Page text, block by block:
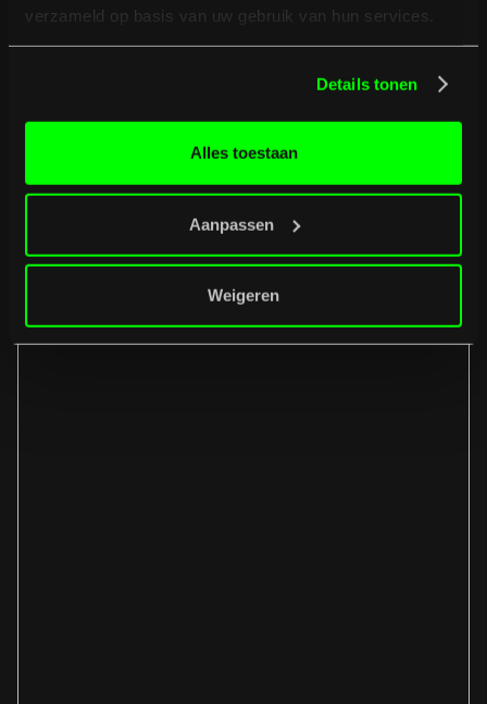
verzameld op basis van uw gebruik van hun services.
Details tonen
Alles toestaan
Aanpassen
Weigeren
Stoner
House